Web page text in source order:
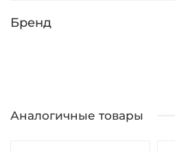
Бренд
Аналогичные товары